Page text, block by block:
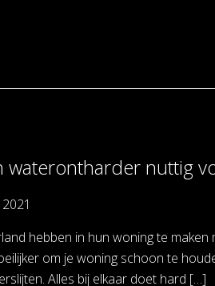
waterontharder nuttig
hebben in hun woning te
om je woning schoon te
Alles bij elkaar doet hard […]